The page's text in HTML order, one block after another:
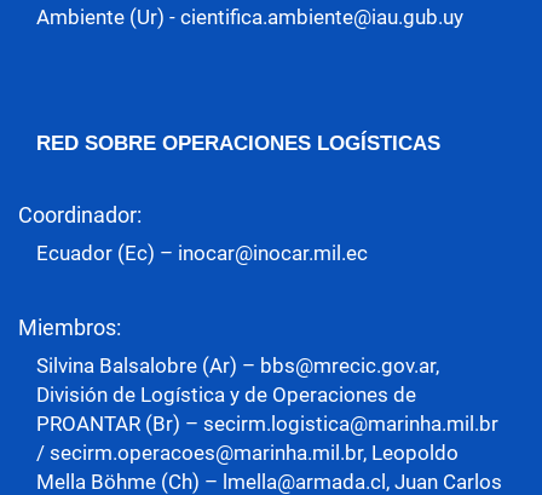
Ambiente (Ur) - cientifica.ambiente@iau.gub.uy
RED SOBRE OPERACIONES LOGÍSTICAS
Coordinador:
Ecuador (Ec) – inocar@inocar.mil.ec
Miembros:
Silvina Balsalobre (Ar) – bbs@mrecic.gov.ar,
División de Logística y de Operaciones de
PROANTAR (Br) – secirm.logistica@marinha.mil.br
/ secirm.operacoes@marinha.mil.br, Leopoldo
Mella Böhme (Ch) – lmella@armada.cl, Juan Carlos